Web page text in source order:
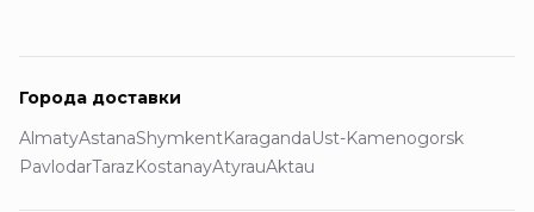
Города доставки
AlmatyAstanaShymkentKaragandaUst-Kamenogorsk
PavlodarTarazKostanayAtyrauAktau